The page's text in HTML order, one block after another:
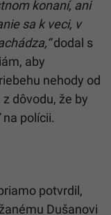
konaní, ani
sa k veci, v
dodal s
aby
nehody od
dôvodu, že by
polícii.
potvrdil,
Dušanovi